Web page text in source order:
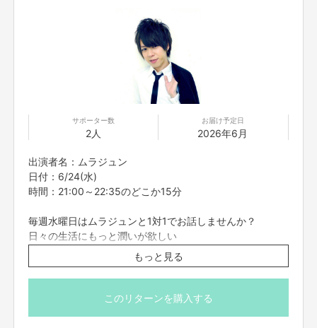
す。一人で8口ゲットならば2時間吉村独占です。最高。)
是非ご参加お待ちしております！
※こちらのリターンは実施日の3日前の16時までお買い求
※プロジェクト本文の末尾に記載されている【ご支援にあた
ってのご注意事項】を必ずご一読ください。
サポーター数
2人
お届け予定日
2026年6月
出演者名：ムラジュン
日付：6/24(水)
時間：21:00～22:35のどこか15分
毎週水曜日はムラジュンと1対1でお話しませんか？
日々の生活にもっと潤いが欲しい
悩みや愚痴を聞いて欲しい
おうち時間を一緒に過ごして欲しい
ただ単にムラジュンと話してみたい
ムラジュンに自分の推し事を聞いてほしい・・・etc.
もっと見る
このリターンを購入する